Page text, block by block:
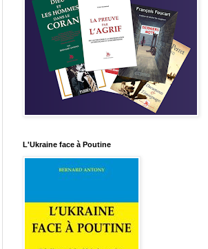
L'Ukraine face à Poutine